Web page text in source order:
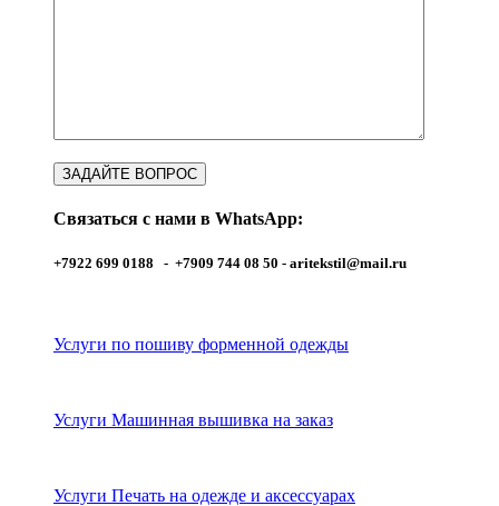
Связаться с нами в WhatsApp:
+7922 699 0188 - +7909 744 08 50 - aritekstil@mail.ru
Услуги по пошиву форменной одежды
Услуги Машинная вышивка на заказ
Услуги Печать на одежде и аксессуарах